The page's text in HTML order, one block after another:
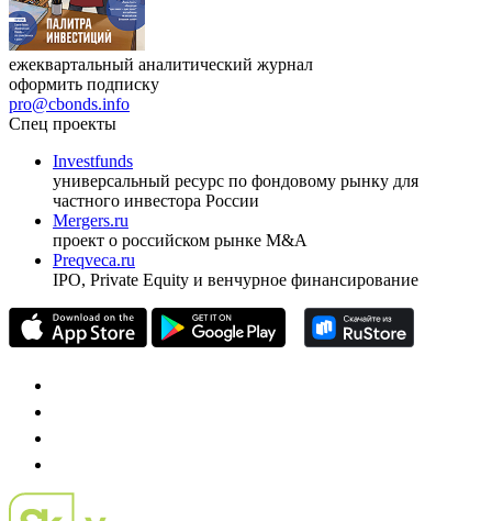
ежеквартальный аналитический журнал
оформить подписку
pro@cbonds.info
Спец проекты
Investfunds
универсальный ресурс по фондовому рынку для
частного инвестора России
Mergers.ru
проект о российском рынке M&A
Preqveca.ru
IPO, Private Equity и венчурное финансирование